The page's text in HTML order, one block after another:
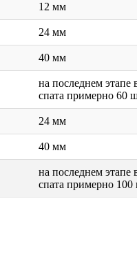
12 мм
24 мм
40 мм
на последнем
спата примерно 60
24 мм
40 мм
на последнем
спата примерно 100